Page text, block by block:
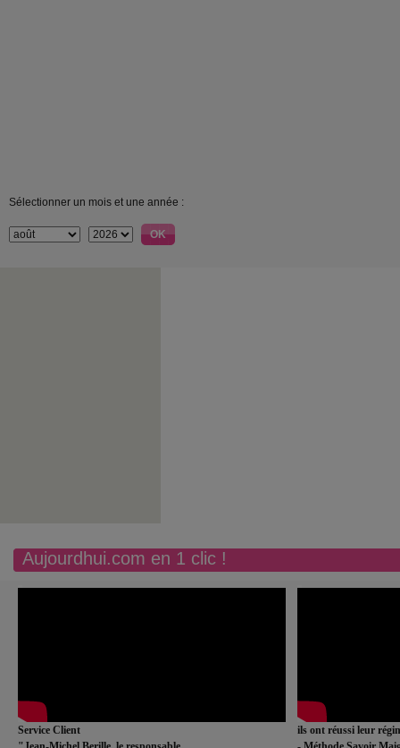
Sélectionner un mois et une année :
Aujourdhui.com en 1 clic !
Service Client
ils ont réussi leur